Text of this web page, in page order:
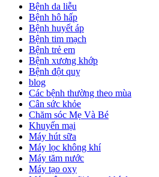
Bệnh da liễu
Bệnh hô hấp
Bệnh huyết áp
Bệnh tim mạch
Bệnh trẻ em
Bệnh xương khớp
Bệnh đột quỵ
blog
Các bệnh thường theo mùa
Cân sức khỏe
Chăm sóc Mẹ Và Bé
Khuyến mại
Máy hút sữa
Máy lọc không khí
Máy tăm nước
Máy tạo oxy